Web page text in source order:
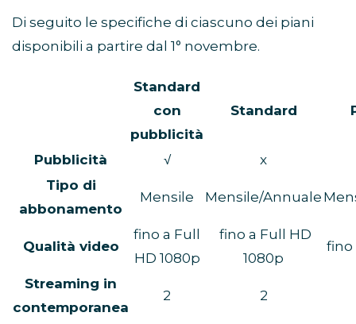
Di seguito le specifiche di ciascuno dei piani
disponibili a partire dal 1° novembre.
Standard
con
pubblicità
Standard
Pubblicità √
x
Tipo di
abbonamento
Mensile Mensile/Annuale
Qualità video
fino a Full
HD 1080p
fino a Full HD
1080p
fino
Streaming in
contemporanea
2 2